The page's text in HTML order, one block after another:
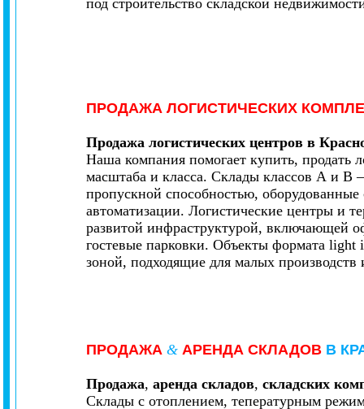
под строительство складской
ПРОДАЖА ЛОГИСТИЧЕСКИХ
Продажа логистических центров в
Наша компания помогает купить, продать
масштаба и класса. Склады классов А и
пропускной способностью,
автоматизации. Логистические центры и
развитой инфраструктурой, включающей
гостевые парковки. Объекты формата
зоной, подходящие для малых
ПРОДАЖА & АРЕНДА СКЛАДОВ В
Продажа, аренда складов, складских
Склады с отоплением, тепературным